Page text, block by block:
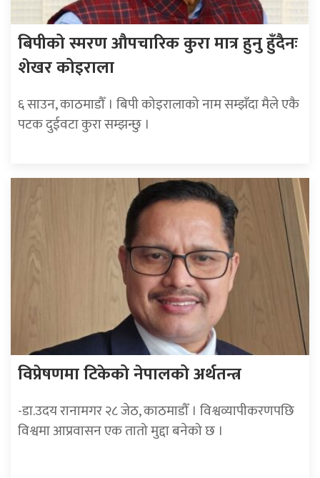
बिपीको स्मरण औपचारिक कुरा मात्र हुनु हुँदैनः
शेखर कोइराला
६ साउन, काठमाडौँ । बिपी कोइरालाको नाम सम्झँदा मैले एकै
पटक दुईवटा कुरा सम्झन्छु ।
विप्रेषणमा टिकेको नेपालको अर्थतन्त्र
-डा.उदय रानामगर २८ जेठ, काठमाडौँ । विश्वव्यापीकरणपछि
विश्वमा आप्रवासन एक तातो मुद्दा बनेको छ ।